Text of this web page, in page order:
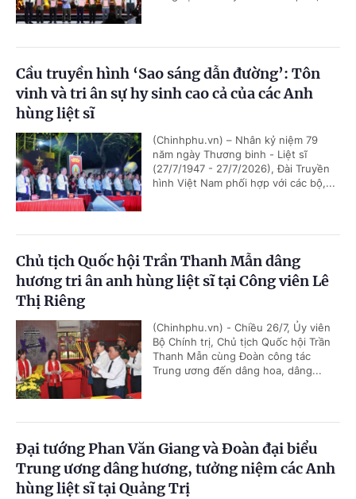
Cầu truyền hình ‘Sao sáng dẫn đường’: Tôn
vinh và tri ân sự hy sinh cao cả của các Anh
hùng liệt sĩ
(Chinhphu.vn) – Nhân kỷ niệm 79
năm ngày Thương binh - Liệt sĩ
(27/7/1947 - 27/7/2026), Đài Truyền
hình Việt Nam phối hợp với các bộ,...
Chủ tịch Quốc hội Trần Thanh Mẫn dâng
hương tri ân anh hùng liệt sĩ tại Công viên Lê
Thị Riêng
(Chinhphu.vn) - Chiều 26/7, Ủy viên
Bộ Chính trị, Chủ tịch Quốc hội Trần
Thanh Mẫn cùng Đoàn công tác
Trung ương đến dâng hoa, dâng...
Đại tướng Phan Văn Giang và Đoàn đại biểu
Trung ương dâng hương, tưởng niệm các Anh
hùng liệt sĩ tại Quảng Trị